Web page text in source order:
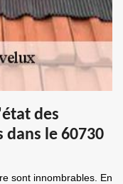
des
le 60730
sont innombrables. En